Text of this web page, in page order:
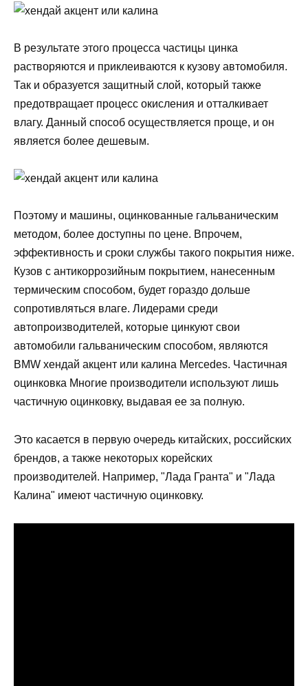
В результате этого процесса частицы цинка
растворяются и приклеиваются к кузову автомобиля.
Так и образуется защитный слой, который также
предотвращает процесс окисления и отталкивает
влагу. Данный способ осуществляется проще, и он
является более дешевым.
Поэтому и машины, оцинкованные гальваническим
методом, более доступны по цене. Впрочем,
эффективность и сроки службы такого покрытия ниже.
Кузов с антикоррозийным покрытием, нанесенным
термическим способом, будет гораздо дольше
сопротивляться влаге. Лидерами среди
автопроизводителей, которые цинкуют свои
автомобили гальваническим способом, являются
BMW хендай акцент или калина Mercedes. Частичная
оцинковка Многие производители используют лишь
частичную оцинковку, выдавая ее за полную.
Это касается в первую очередь китайских, российских
брендов, а также некоторых корейских
производителей. Например, "Лада Гранта" и "Лада
Калина" имеют частичную оцинковку.